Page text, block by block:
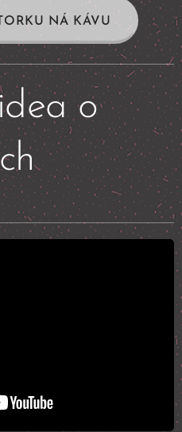
NÁ KÁVU
o
📽️